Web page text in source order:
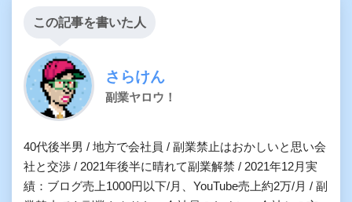
この記事を書いた人
さらけん
副業ヤロウ！
40代後半男 / 地方で会社員 / 副業禁止はおかしいと思い会
社と交渉 / 2021年後半に晴れて副業解禁 / 2021年12月実
績：ブログ売上1000円以下/月、YouTube売上約2万/月 / 副